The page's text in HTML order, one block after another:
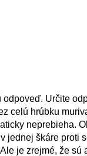
Určite
celú hrúbku
neprebieha.
škáre proti
je zrejmé, že